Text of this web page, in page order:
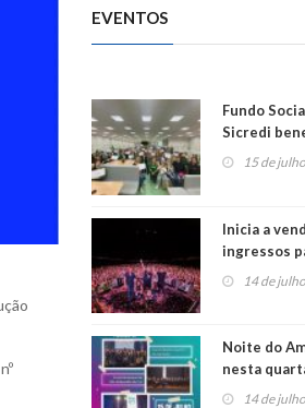
EVENTOS
Fundo
Sicredi
projetos em
15 de
Inicia a
ingressos
do Jota
anos da
14 de
Noite do
nesta
Centro de
14 de